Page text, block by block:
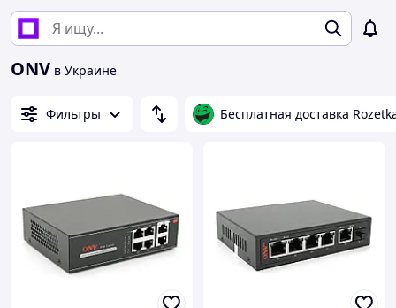
ONV в Украине
Фильтры Бесплатная доставка